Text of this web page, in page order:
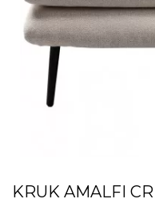
KRUK AMALFI